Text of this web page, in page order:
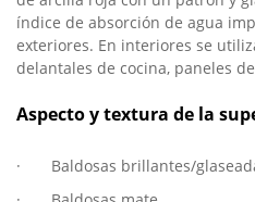
índice de absorción de agua
exteriores. En interiores se
delantales de cocina, paneles
Aspecto y textura de la
· Baldosas brillantes/